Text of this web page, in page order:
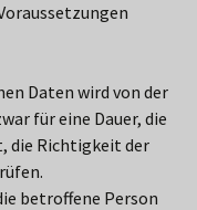
Daten wird von der
für eine Dauer, die
die Richtigkeit der
betroffene Person